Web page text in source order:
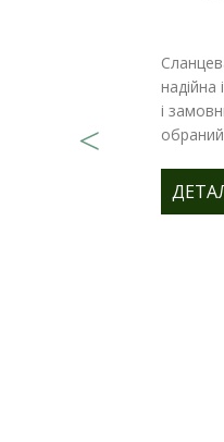
і